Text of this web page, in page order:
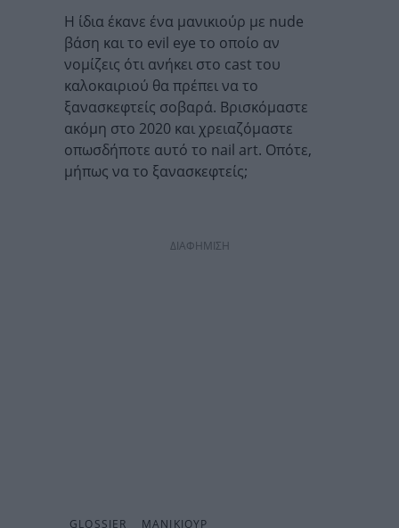
Η ίδια έκανε ένα μανικιούρ με nude
βάση και το evil eye το οποίο αν
νομίζεις ότι ανήκει στο cast του
καλοκαιριού θα πρέπει να το
ξανασκεφτείς σοβαρά. Βρισκόμαστε
ακόμη στο 2020 και χρειαζόμαστε
οπωσδήποτε αυτό το nail art. Οπότε,
μήπως να το ξανασκεφτείς;
ΔΙΑΦΗΜΙΣΗ